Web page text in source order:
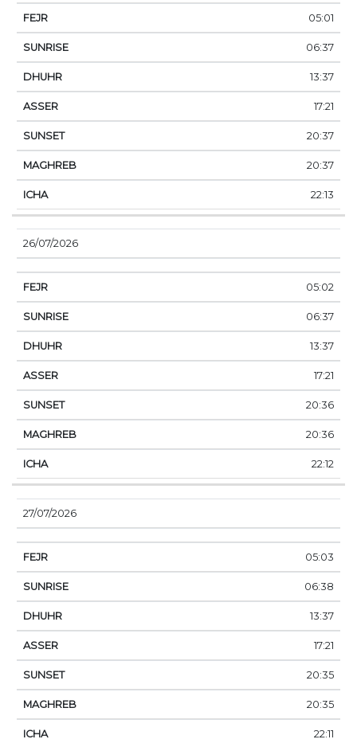
05:01
06:37
13:37
17:21
20:37
20:37
22:13
26/07/2026
05:02
06:37
13:37
17:21
20:36
20:36
22:12
27/07/2026
05:03
06:38
13:37
17:21
20:35
20:35
22:11